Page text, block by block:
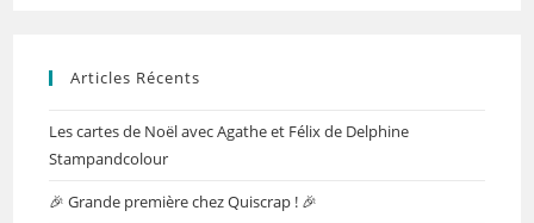
Articles Récents
Les cartes de Noël avec Agathe et Félix de Delphine
Stampandcolour
🎉 Grande première chez Quiscrap ! 🎉